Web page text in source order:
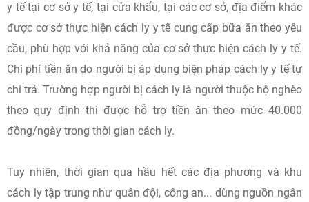
y tế tại cơ sở y tế, tại cửa khẩu, tại các cơ sở, địa điểm khác
được cơ sở thực hiện cách ly y tế cung cấp bữa ăn theo yêu
cầu, phù hợp với khả năng của cơ sở thực hiện cách ly y tế.
Chi phí tiền ăn do người bị áp dụng biện pháp cách ly y tế tự
chi trả. Trường hợp người bị cách ly là người thuộc hộ nghèo
theo quy định thì được hỗ trợ tiền ăn theo mức 40.000
đồng/ngày trong thời gian cách ly.
Tuy nhiên, thời gian qua hầu hết các địa phương và khu
cách ly tập trung như quân đội, công an... dùng nguồn ngân